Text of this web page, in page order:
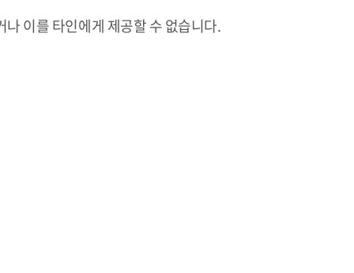
이를 타인에게 제공할 수 없습니다.